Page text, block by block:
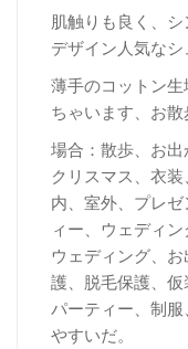
肌触りも良く、
デザイン人気なシ
薄手のコットン
ちゃいます、お
場合：散歩、お出
クリスマス、衣
内、室外、プレ
ィー、ウェディ
ウェディング、
護、脱毛保護、
パーティー、制
やすいだ。